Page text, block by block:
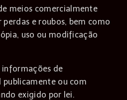
meios comercialmente
e roubos, bem como
uso ou modificação
de
ou com
exigido por lei.